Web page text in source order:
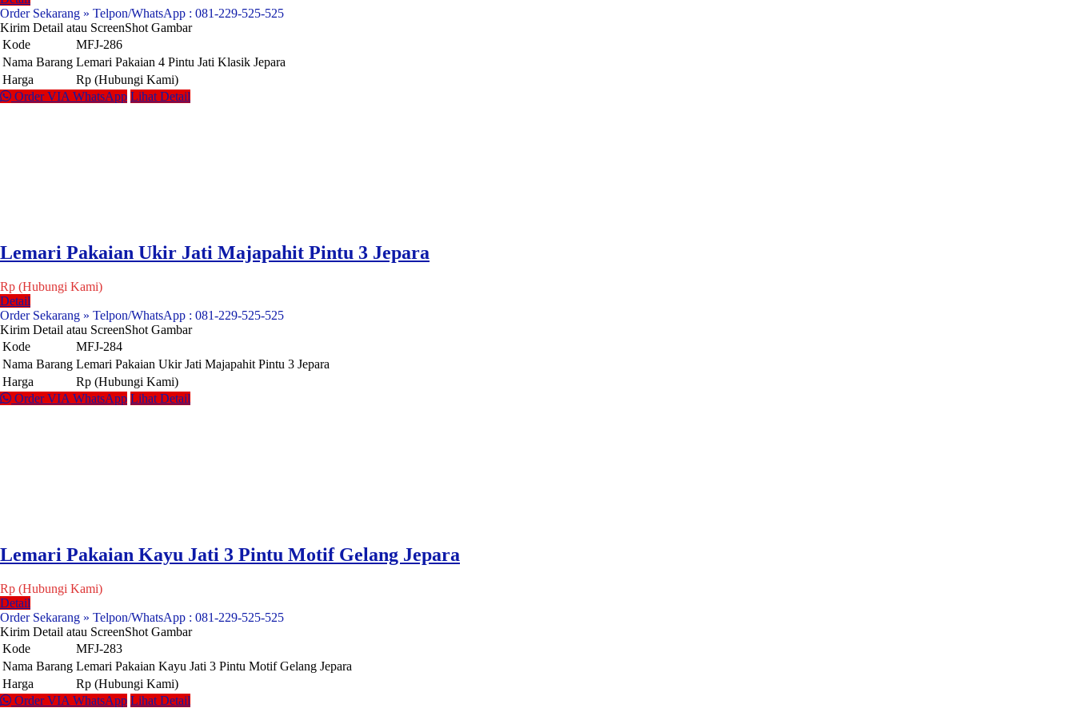
Order Sekarang » Telpon/WhatsApp : 081-229-525-525
Kirim Detail atau ScreenShot Gambar
Kode
MFJ-286
Nama Barang Lemari Pakaian 4 Pintu Jati Klasik Jepara
Harga
Rp (Hubungi Kami)
Order VIA WhatsApp Lihat Detail
Lemari Pakaian Ukir Jati Majapahit Pintu 3 Jepara
Rp (Hubungi Kami)
Detail
Order Sekarang » Telpon/WhatsApp : 081-229-525-525
Kirim Detail atau ScreenShot Gambar
Kode
MFJ-284
Nama Barang Lemari Pakaian Ukir Jati Majapahit Pintu 3 Jepara
Harga
Rp (Hubungi Kami)
Order VIA WhatsApp Lihat Detail
Lemari Pakaian Kayu Jati 3 Pintu Motif Gelang Jepara
Rp (Hubungi Kami)
Detail
Order Sekarang » Telpon/WhatsApp : 081-229-525-525
Kirim Detail atau ScreenShot Gambar
Kode
MFJ-283
Nama Barang Lemari Pakaian Kayu Jati 3 Pintu Motif Gelang Jepara
Harga
Rp (Hubungi Kami)
Order VIA WhatsApp Lihat Detail